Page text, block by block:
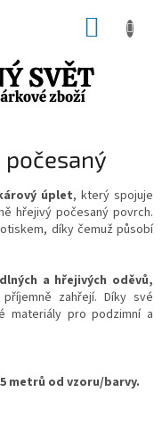
počesaný
úplet, který spojuje
hřejivý počesaný povrch.
díky čemuž působí
a hřejivých oděvů,
zahřejí. Díky své
materiály pro podzimní a
metrů od vzoru/barvy.